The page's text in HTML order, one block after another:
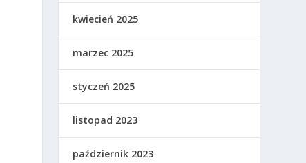
kwiecień 2025
marzec 2025
styczeń 2025
listopad 2023
październik 2023